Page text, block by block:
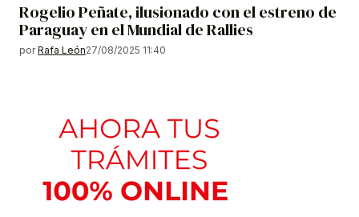
Rogelio Peñate, ilusionado con el estreno de
Paraguay en el Mundial de Rallies
por Rafa León27/08/2025 11:40